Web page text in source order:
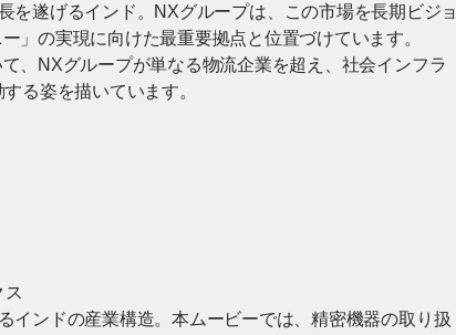
遂げるインド。NXグループは、この市場を長期ビジョ
」の実現に向けた最重要拠点と位置づけています。
、NXグループが単なる物流企業を超え、社会インフラ
る姿を描いています。
ス
インドの産業構造。本ムービーでは、精密機器の取り扱